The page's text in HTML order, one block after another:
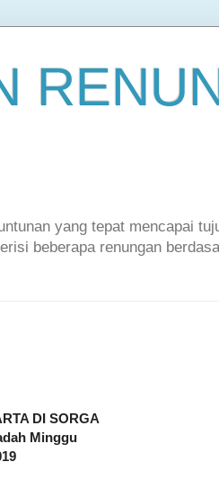
yang tepat mencapai
beberapa renungan
DI SORGA
Minggu
9